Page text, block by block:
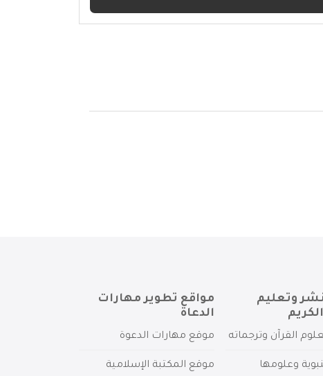
وتعليم
القرآن وترجماته
وعلومها
مواقع تطوير مهارات
الدعاة
موقع مهارات الدعوة
موقع المكتبة الإسلامية